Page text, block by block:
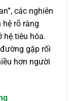
các nghiên
rõ ràng
hệ tiêu hóa.
gặp rối
hơn người